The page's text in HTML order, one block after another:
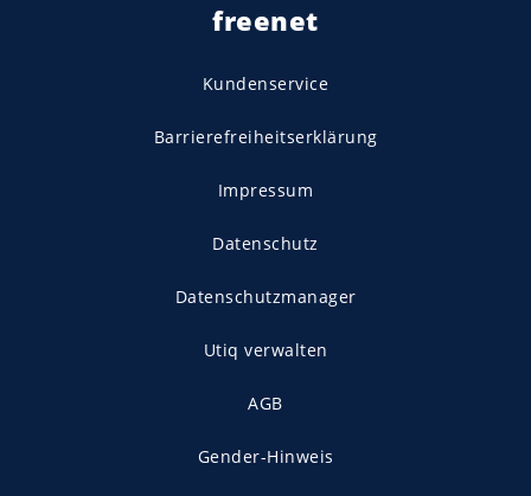
freenet
Kundenservice
Barrierefreiheitserklärung
Impressum
Datenschutz
Datenschutzmanager
Utiq verwalten
AGB
Gender-Hinweis